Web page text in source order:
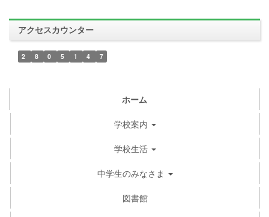
アクセスカウンター
2 8 0 5 1 4 7
ホーム
学校案内
学校生活
中学生のみなさま
図書館